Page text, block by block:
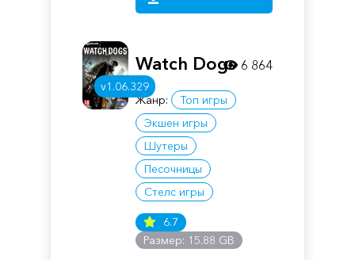
v1.06.329
Watch Dogs
Жанр:
Топ игры
Экшен игры
Шутеры
Песочницы
Стелс игры
6.7
Размер: 15.88 GB
6 864